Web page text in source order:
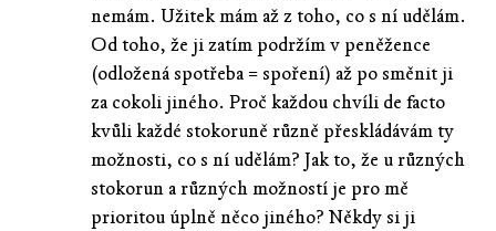
nemám. Užitek mám až z toho, co s ní udělám.
Od toho, že ji zatím podržím v peněžence
(odložená spotřeba = spoření) až po směnit ji
za cokoli jiného. Proč každou chvíli de facto
kvůli každé stokoruně různě přeskládávám ty
možnosti, co s ní udělám? Jak to, že u různých
stokorun a různých možností je pro mě
prioritou úplně něco jiného? Někdy si ji